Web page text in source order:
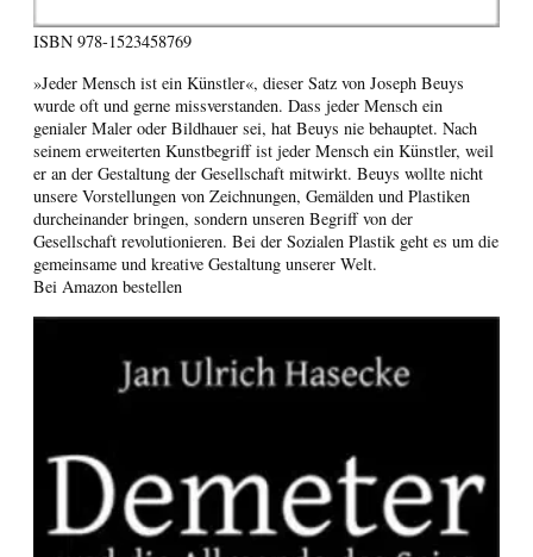
ISBN 978-1523458769
»Jeder Mensch ist ein Künstler«, dieser Satz von Joseph Beuys
wurde oft und gerne missverstanden. Dass jeder Mensch ein
genialer Maler oder Bildhauer sei, hat Beuys nie behauptet. Nach
seinem erweiterten Kunstbegriff ist jeder Mensch ein Künstler, weil
er an der Gestaltung der Gesellschaft mitwirkt. Beuys wollte nicht
unsere Vorstellungen von Zeichnungen, Gemälden und Plastiken
durcheinander bringen, sondern unseren Begriff von der
Gesellschaft revolutionieren. Bei der Sozialen Plastik geht es um die
gemeinsame und kreative Gestaltung unserer Welt.
Bei Amazon bestellen